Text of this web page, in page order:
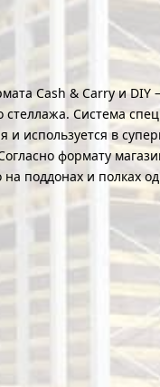
Cash & Carry и DIY
стеллажа. Система
и используется в
формату
поддонах и полках